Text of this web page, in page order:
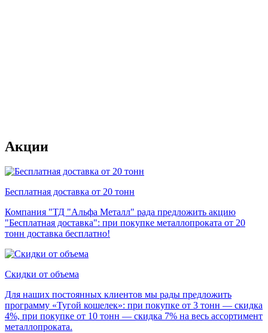
Акции
Бесплатная доставка от 20 тонн
Компания "ТД "Альфа Металл" рада предложить акцию
"Бесплатная доставка": при покупке металлопроката от 20
тонн доставка бесплатно!
Скидки от объема
Для наших постоянных клиентов мы рады предложить
программу «Тугой кошелек»: при покупке от 3 тонн — скидка
4%, при покупке от 10 тонн — скидка 7% на весь ассортимент
металлопроката.